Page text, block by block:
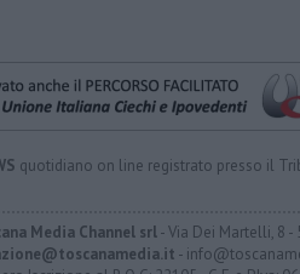
quotidiano on line registrato presso il
Media Channel srl- Via Dei Martelli, 8 -
-